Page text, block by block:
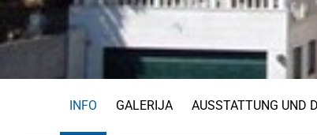
INFO GALERIJA AUSSTATTUNG UND